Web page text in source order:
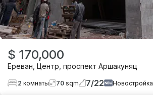
$ 170,000
Ереван Центр проспект Аршакуняц
2 комнаты 70 sqm 7/22 Новостройка